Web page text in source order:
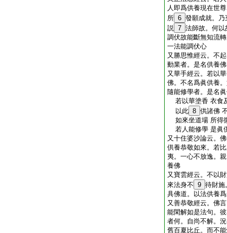
人即爲供養現在世
所 6 發願成就。乃
説 7 法師故。何以
調伏故能斷無知流
一法能調伏心
又勝思惟經云。不
動業者。是名供養佛
又華手經云。若以
佛。不名爲眞供養
隨能修學者。是名
若以華塗香 衣食
以此 8 供諸佛
如來坐道場 所得
若人能修學 是眞
又十住婆沙論云。
供養恭敬如來。若
夷。一心不放逸。
養佛
又寶雲經云。不以
來法身不 9 待財施
具佛道。以法供養
又善恭敬經云。佛
能閑解如是法句。
者何。自尚不解。
舊百夏比丘。而不